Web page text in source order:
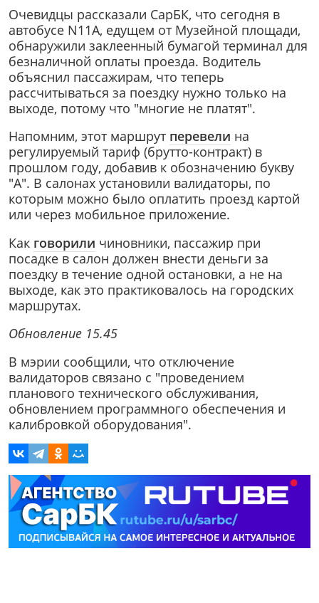
Очевидцы рассказали СарБК, что сегодня в
автобусе N11A, едущем от Музейной площади,
обнаружили заклеенный бумагой терминал для
безналичной оплаты проезда. Водитель
объяснил пассажирам, что теперь
рассчитываться за поездку нужно только на
выходе, потому что "многие не платят".
Напомним, этот маршрут перевели на
регулируемый тариф (брутто-контракт) в
прошлом году, добавив к обозначению букву
"А". В салонах установили валидаторы, по
которым можно было оплатить проезд картой
или через мобильное приложение.
Как говорили чиновники, пассажир при
посадке в салон должен внести деньги за
поездку в течение одной остановки, а не на
выходе, как это практиковалось на городских
маршрутах.
Обновление 15.45
В мэрии сообщили, что отключение
валидаторов связано с "проведением
планового технического обслуживания,
обновлением программного обеспечения и
калибровкой оборудования".